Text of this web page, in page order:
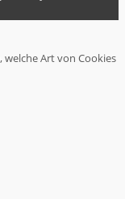
welche Art von Cookies